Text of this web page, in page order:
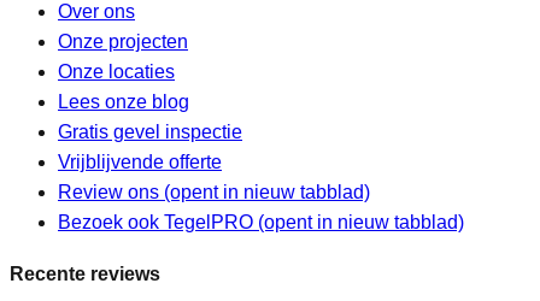
Over ons
Onze projecten
Onze locaties
Lees onze blog
Gratis gevel inspectie
Vrijblijvende offerte
Review ons (opent in nieuw tabblad)
Bezoek ook TegelPRO (opent in nieuw tabblad)
Recente reviews